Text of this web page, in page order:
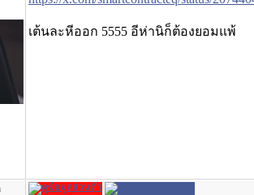
เต้นละหีออก 5555 อีห่านิก็ต้องยอมแพ้